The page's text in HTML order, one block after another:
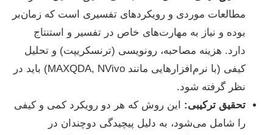
مطالعات موردی و رویکردهای تفسیری است که زمان‌بر
بوده و نیاز به مهارت‌های خاص در تفسیر و استنتاج
دارد. هزینه مصاحبه، رونویسی (ترنسکریپت) و تحلیل
کیفی (با نرم‌افزارهایی مانند MAXQDA, NVivo) باید در
نظر گرفته شود.
تحقیق ترکیبی: این روش که هر دو رویکرد کمی و کیفی
را شامل می‌شود، به دلیل پیچیدگی دوچندان در